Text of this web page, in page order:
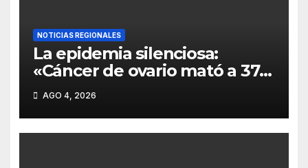
NOTICIAS REGIONALES
La epidemia silenciosa:
«Cáncer de ovario mató a 37
mujeres en La Araucanía en
2025 y FALP abre ensayos
clínicos ante la falta de test
de detección precoz».
AGO 4, 2026